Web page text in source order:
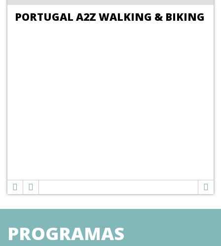
PORTUGAL A2Z WALKING & BIKING
PROGRAMAS